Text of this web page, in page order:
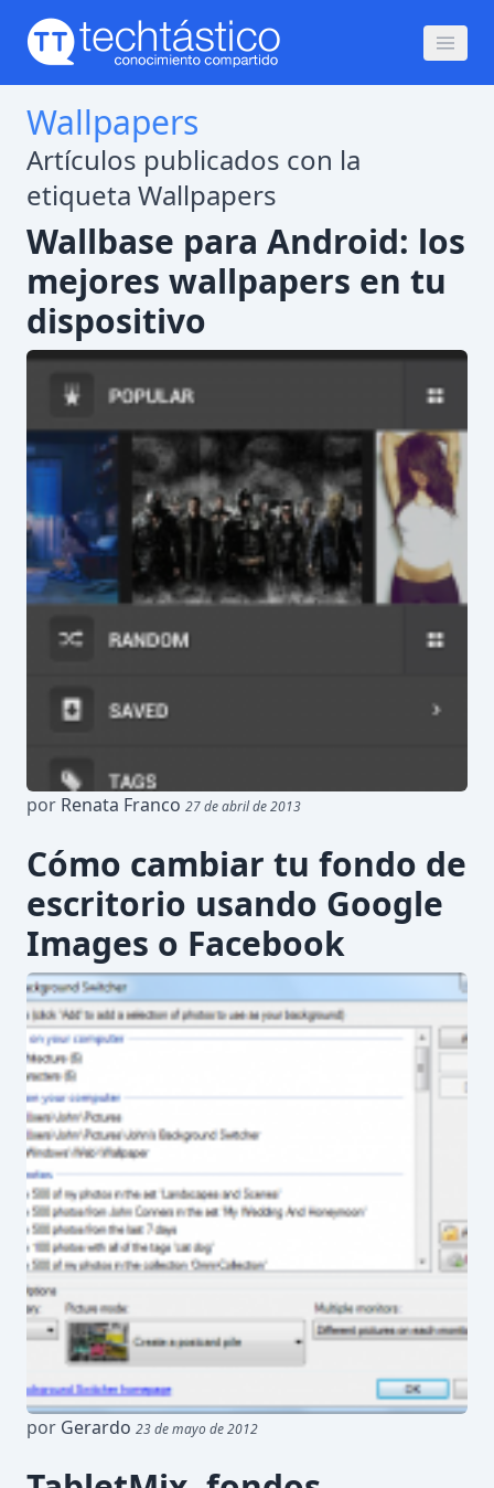
Wallpapers
Artículos publicados con la
etiqueta Wallpapers
Wallbase para Android: los
mejores wallpapers en tu
dispositivo
por Renata Franco 27 de abril de 2013
Cómo cambiar tu fondo de
escritorio usando Google
Images o Facebook
por Gerardo 23 de mayo de 2012